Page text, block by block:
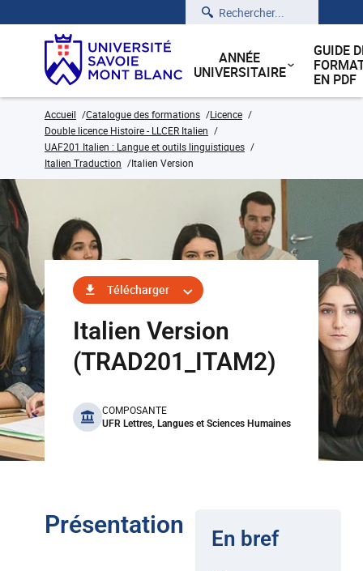
Rechercher
ANNÉE
UNIVERSITAIRE
GUIDE
EN PDF
Accueil Catalogue des formations
Licence
Double licence Histoire - LLCER Italien
UAF201 Italien : Langue et outils linguistiques
Italien Traduction
Italien Version
Télécharger
Italien Version
(TRAD201_ITAM2)
benefits
COMPOSANTE
UFR Lettres, Langues et Sciences Humaines
Présentation En bref